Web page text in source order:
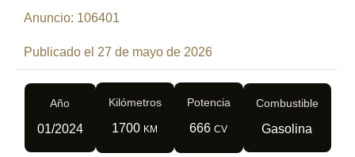
Anuncio: 106401
Publicado el 27 de mayo de 2026
Año
01/2024
Kilómetros
1700 KM
Potencia
666 CV
Combustible
Gasolina